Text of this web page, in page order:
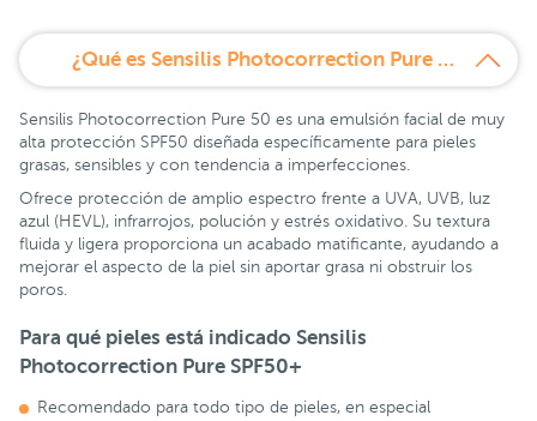
¿Qué es Sensilis Photocorrection Pure 50 40 ml?
Sensilis Photocorrection Pure 50 es una emulsión facial de muy
alta protección SPF50 diseñada específicamente para pieles
grasas, sensibles y con tendencia a imperfecciones.
Ofrece protección de amplio espectro frente a UVA, UVB, luz
azul (HEVL), infrarrojos, polución y estrés oxidativo. Su textura
fluida y ligera proporciona un acabado matificante, ayudando a
mejorar el aspecto de la piel sin aportar grasa ni obstruir los
poros.
Para qué pieles está indicado Sensilis
Photocorrection Pure SPF50+
Recomendado para todo tipo de pieles, en especial